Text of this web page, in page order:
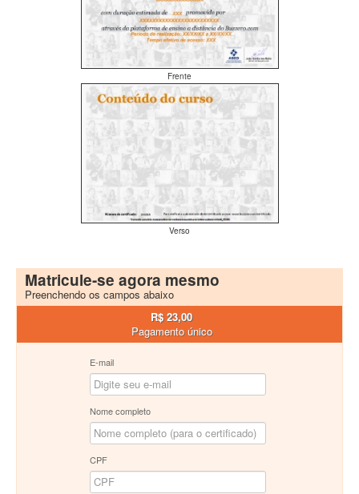
Frente
Verso
Matricule-se agora mesmo
Preenchendo os campos abaixo
R$ 23,00
Pagamento único
E-mail
Nome completo
CPF